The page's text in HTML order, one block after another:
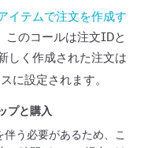
イテムで注文を作成す
このコールは注文IDと
しく作成された注文は
に設定されます。
プと購入
う必要があるため、こ